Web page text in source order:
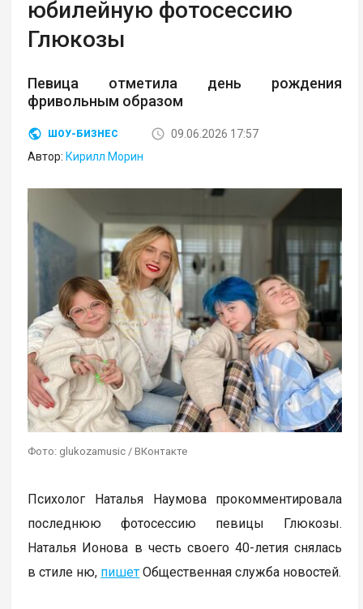
юбилейную фотосессию
Глюкозы
Певица отметила день рождения
фривольным образом
ШОУ-БИЗНЕС
09.06.2026 17:57
Автор: Кирилл Морин
Фото: glukozamusic / ВКонтакте
Психолог Наталья Наумова прокомментировала
последнюю фотосессию певицы Глюкозы.
Наталья Ионова в честь своего 40-летия снялась
в стиле ню, пишет Общественная служба новостей.